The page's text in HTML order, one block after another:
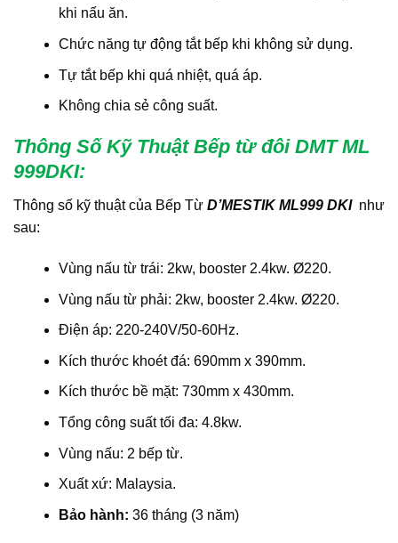
khi nấu ăn.
Chức năng tự động tắt bếp khi không sử dụng.
Tự tắt bếp khi quá nhiệt, quá áp.
Không chia sẻ công suất.
Thông Số Kỹ Thuật Bếp từ đôi DMT ML
999DKI:
Thông số kỹ thuật của Bếp Từ D’MESTIK ML999 DKI như
sau:
Vùng nấu từ trái: 2kw, booster 2.4kw. Ø220.
Vùng nấu từ phải: 2kw, booster 2.4kw. Ø220.
Điện áp: 220-240V/50-60Hz.
Kích thước khoét đá: 690mm x 390mm.
Kích thước bề mặt: 730mm x 430mm.
Tổng công suất tối đa: 4.8kw.
Vùng nấu: 2 bếp từ.
Xuất xứ: Malaysia.
Bảo hành: 36 tháng (3 năm)